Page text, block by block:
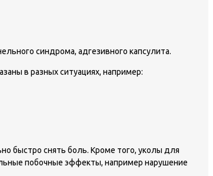
синдрома, адгезивного капсулита.
в разных ситуациях, например:
быстро снять боль. Кроме того, уколы для
побочные эффекты, например нарушение